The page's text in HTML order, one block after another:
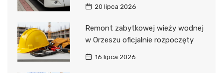
20 lipca 2026
Remont zabytkowej wieży wodnej
w Orzeszu oficjalnie rozpoczęty
16 lipca 2026